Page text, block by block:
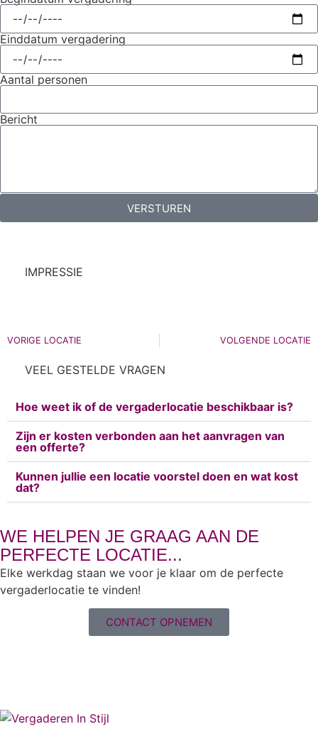
Einddatum vergadering
Aantal personen
Bericht
VERSTUREN
IMPRESSIE
VORIGE LOCATIE VOLGENDE LOCATIE
VEEL GESTELDE VRAGEN
Hoe weet ik of de vergaderlocatie beschikbaar is?
Zijn er kosten verbonden aan het aanvragen van
een offerte?
Kunnen jullie een locatie voorstel doen en wat kost
dat?
WE HELPEN JE GRAAG AAN DE
PERFECTE LOCATIE...
Elke werkdag staan we voor je klaar om de perfecte
vergaderlocatie te vinden!
CONTACT OPNEMEN